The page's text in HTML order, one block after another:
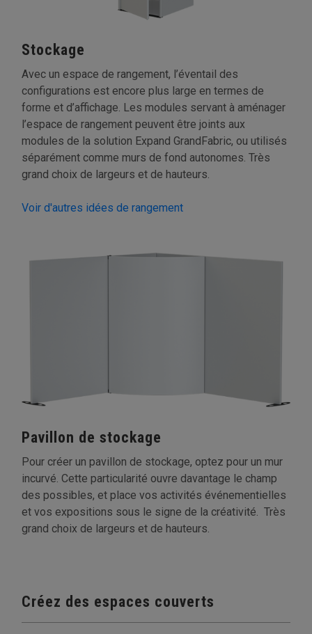
Stockage
Avec un espace de rangement, l’éventail des
configurations est encore plus large en termes de
forme et d’affichage. Les modules servant à aménager
l’espace de rangement peuvent être joints aux
modules de la solution Expand GrandFabric, ou utilisés
séparément comme murs de fond autonomes. Très
grand choix de largeurs et de hauteurs.
Voir d'autres idées de rangement
Pavillon de stockage
Pour créer un pavillon de stockage, optez pour un mur
incurvé. Cette particularité ouvre davantage le champ
des possibles, et place vos activités événementielles
et vos expositions sous le signe de la créativité. Très
grand choix de largeurs et de hauteurs.
Créez des espaces couverts